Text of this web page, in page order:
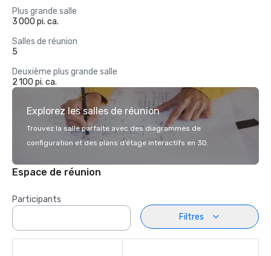
Plus grande salle
3 000 pi. ca.
Salles de réunion
5
Deuxième plus grande salle
2 100 pi. ca.
Explorez les salles de réunion
Trouvez la salle parfaite avec des diagrammes de
configuration et des plans d’étage interactifs en 3D.
Espace de réunion
Participants
Filtres